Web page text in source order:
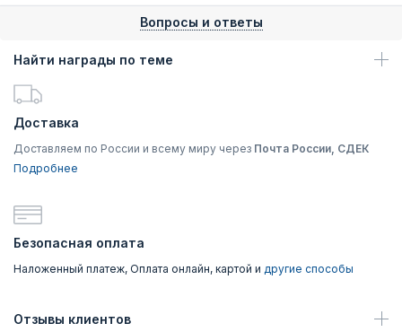
Вопросы и ответы
Найти награды по теме
Доставка
Доставляем по России и всему миру через Почта России, СДЕК
Подробнее
Безопасная оплата
Наложенный платеж, Оплата онлайн, картой и другие способы
Отзывы клиентов